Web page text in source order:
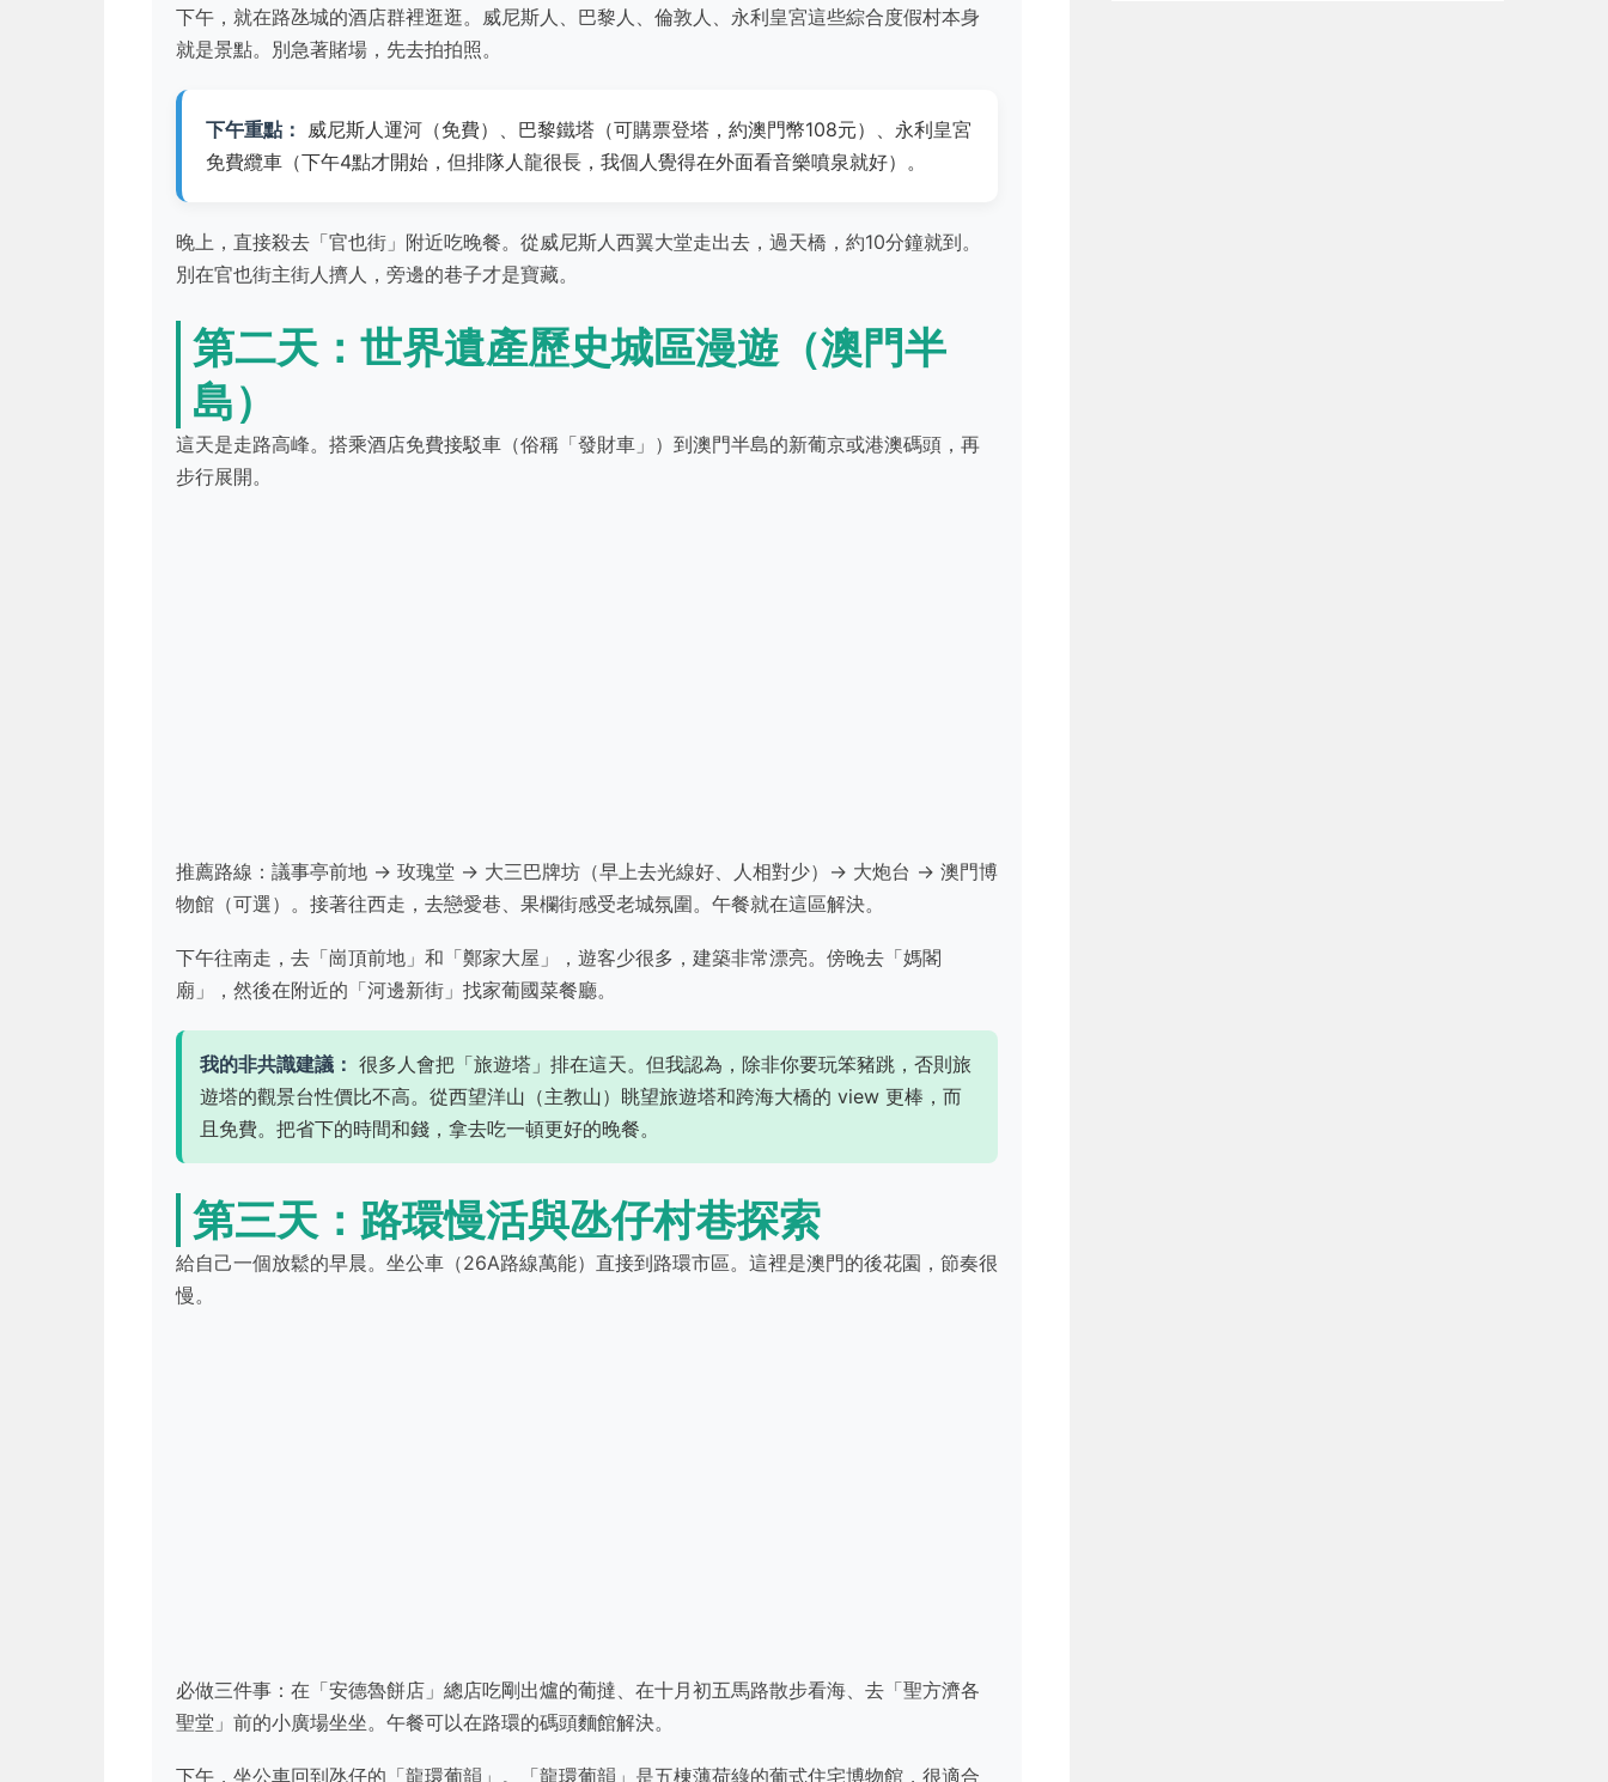
下午，就在路氹城的酒店群裡逛逛。威尼斯人、巴黎人、倫敦人、永利皇宮這些綜合度假村本身
就是景點。別急著賭場，先去拍拍照。
下午重點： 威尼斯人運河（免費）、巴黎鐵塔（可購票登塔，約澳門幣108元）、永利皇宮
免費纜車（下午4點才開始，但排隊人龍很長，我個人覺得在外面看音樂噴泉就好）。
晚上，直接殺去「官也街」附近吃晚餐。從威尼斯人西翼大堂走出去，過天橋，約10分鐘就到。
別在官也街主街人擠人，旁邊的巷子才是寶藏。
第二天：世界遺產歷史城區漫遊（澳門半
島）
這天是走路高峰。搭乘酒店免費接駁車（俗稱「發財車」）到澳門半島的新葡京或港澳碼頭，再
步行展開。
推薦路線：議事亭前地 → 玫瑰堂 → 大三巴牌坊（早上去光線好、人相對少）→ 大炮台 → 澳門博
物館（可選）。接著往西走，去戀愛巷、果欄街感受老城氛圍。午餐就在這區解決。
下午往南走，去「崗頂前地」和「鄭家大屋」，遊客少很多，建築非常漂亮。傍晚去「媽閣
廟」，然後在附近的「河邊新街」找家葡國菜餐廳。
我的非共識建議： 很多人會把「旅遊塔」排在這天。但我認為，除非你要玩笨豬跳，否則旅
遊塔的觀景台性價比不高。從西望洋山（主教山）眺望旅遊塔和跨海大橋的 view 更棒，而
且免費。把省下的時間和錢，拿去吃一頓更好的晚餐。
第三天：路環慢活與氹仔村巷探索
給自己一個放鬆的早晨。坐公車（26A路線萬能）直接到路環市區。這裡是澳門的後花園，節奏很
慢。
必做三件事：在「安德魯餅店」總店吃剛出爐的葡撻、在十月初五馬路散步看海、去「聖方濟各
聖堂」前的小廣場坐坐。午餐可以在路環的碼頭麵館解決。
下午，坐公車回到氹仔的「龍環葡韻」。「龍環葡韻」是五棟薄荷綠的葡式住宅博物館，很適合